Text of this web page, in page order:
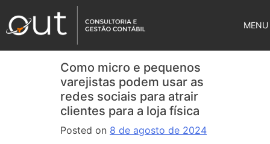
MENU
Como micro e pequenos
varejistas podem usar as
redes sociais para atrair
clientes para a loja física
Posted on 8 de agosto de 2024